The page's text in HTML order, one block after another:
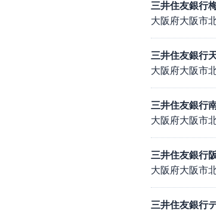
三井住友銀行
大阪府大阪市
三井住友銀行
大阪府大阪市
三井住友銀行
大阪府大阪市
三井住友銀行
大阪府大阪市
三井住友銀行